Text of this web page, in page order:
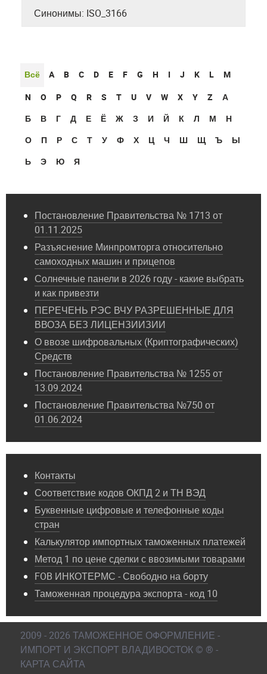
Синонимы: ISO_3166
Всё A B C D E F G H I J K L
M
N
O P Q R S T U V W X Y Z
А
Б
В Г Д Е Ё Ж З И Й К Л М
Н
О
П Р С Т У Ф Х Ц Ч Ш Щ Ъ
Ы
Ь
Э Ю Я
Постановление Правительства № 1713 от
01.11.2025
Разъяснение Минпромторга относительно
самоходных машин и прицепов
Солнечные панели в 2026 году - какие выбрать
и как привезти
ПЕРЕЧЕНЬ РЭС ВЧУ РАЗРЕШЕННЫЕ ДЛЯ
ВВОЗА БЕЗ ЛИЦЕНЗИИЗИИ
О ввозе шифровальных (Криптографических)
Средств
Постановление Правительства № 1255 от
13.09.2024
Постановление Правительства №750 от
01.06.2024
Контакты
Соответствие кодов ОКПД 2 и ТН ВЭД
Буквенные цифровые и телефонные коды
стран
Калькулятор импортных таможенных платежей
Метод 1 по цене сделки с ввозимыми товарами
FOB ИНКОТЕРМС - Свободно на борту
Таможенная процедура экспорта - код 10
2009 - 2026 ТАМОЖЕННОЕ ОФОРМЛЕНИЕ -
ИМПОРТ И ЭКСПОРТ ВЛАДИВОСТОК © ® -
КАРТА САЙТА